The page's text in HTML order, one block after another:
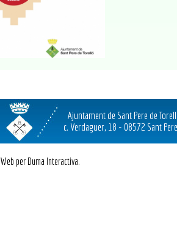
Ajuntament de Sant Pere de
c. Verdaguer, 18 - 08572 Sant
Web per Duma Interactiva.